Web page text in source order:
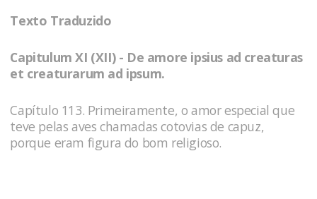
Texto Traduzido
Capitulum XI (XII) - De amore ipsius ad creaturas
et creaturarum ad ipsum.
Capítulo 113. Primeiramente, o amor especial que
teve pelas aves chamadas cotovias de capuz,
porque eram figura do bom religioso.